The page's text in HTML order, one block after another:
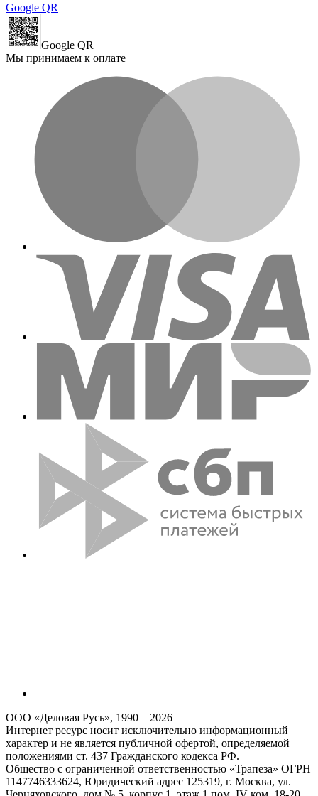
Google QR
Google QR
Мы принимаем к оплате
ООО «Деловая Русь», 1990—2026
Интернет ресурс носит исключительно информационный
характер и не является публичной офертой, определяемой
положениями ст. 437 Гражданского кодекса РФ.
Общество с ограниченной ответственностью «Трапеза» ОГРН
1147746333624, Юридический адрес 125319, г. Москва, ул.